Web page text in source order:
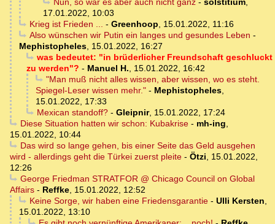
Nun, so war es aber auch nicht ganz- solstitium,
17.01.2022, 10:03
Krieg ist Frieden ... - Greenhoop, 15.01.2022, 11:16
Also wünschen wir Putin ein langes und gesundes Leben -
Mephistopheles, 15.01.2022, 16:27
was bedeutet: "in brüderlicher Freundschaft geschluckt
zu werden"? - Manuel H., 15.01.2022, 16:42
"Man muß nicht alles wissen, aber wissen, wo es steht.
Spiegel-Leser wissen mehr." - Mephistopheles,
15.01.2022, 17:33
Mexican standoff?- Gleipnir, 15.01.2022, 17:24
Diese Situation hatten wir schon: Kubakrise- mh-ing,
15.01.2022, 10:44
Das wird so lange gehen, bis einer Seite das Geld ausgehen
wird - allerdings geht die Türkei zuerst pleite - Ötzi, 15.01.2022,
12:26
George Friedman STRATFOR @ Chicago Council on Global
Affairs - Reffke, 15.01.2022, 12:52
Keine Sorge, wir haben eine Friedensgarantie- Ulli Kersten,
15.01.2022, 13:10